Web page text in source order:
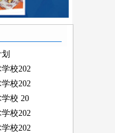
校202
校202
校 20
校202
校202